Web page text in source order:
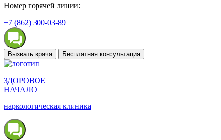
Номер горячей линии:
+7 (862) 300-03-89
Вызвать врача Бесплатная консультация
ЗДОРОВОЕ
НАЧАЛО
наркологическая клиника